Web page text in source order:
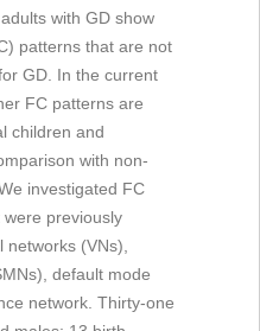
with GD show
patterns that are not
GD. In the current
FC patterns are
children and
with non-
investigated FC
were previously
(VNs),
default mode
network. Thirty-one